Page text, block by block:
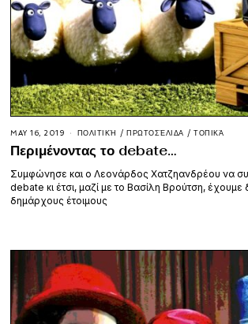
MAY 16, 2019 ΠΟΛΙΤΙΚΉ / ΠΡΩΤΟΣΈΛΙΔΑ / ΤΟΠΙΚΆ
Περιμένοντας το debate…
Συμφώνησε και ο Λεονάρδος Χατζηανδρέου να
debate κι έτσι, μαζί με το Βασίλη Βρούτση,
δημάρχους έτοιμους